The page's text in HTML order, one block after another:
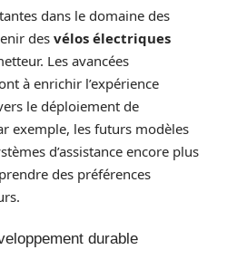
dans le domaine des
des vélos électriques
Les avancées
à enrichir l’expérience
le déploiement de
exemple, les futurs modèles
d’assistance encore plus
des préférences
durable